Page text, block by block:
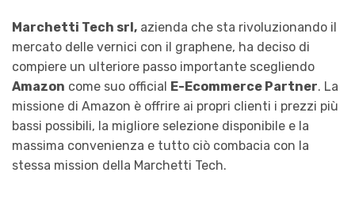
Marchetti Tech srl, azienda che sta rivoluzionando il
mercato delle vernici con il graphene, ha deciso di
compiere un ulteriore passo importante scegliendo
Amazon come suo official E-Ecommerce Partner. La
missione di Amazon è offrire ai propri clienti i prezzi più
bassi possibili, la migliore selezione disponibile e la
massima convenienza e tutto ciò combacia con la
stessa mission della Marchetti Tech.